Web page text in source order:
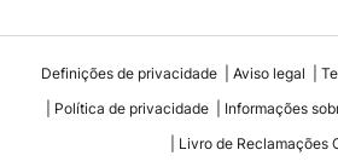
Definições de privacidade Aviso legal
Política de privacidade
Informações
Livro de Reclamações